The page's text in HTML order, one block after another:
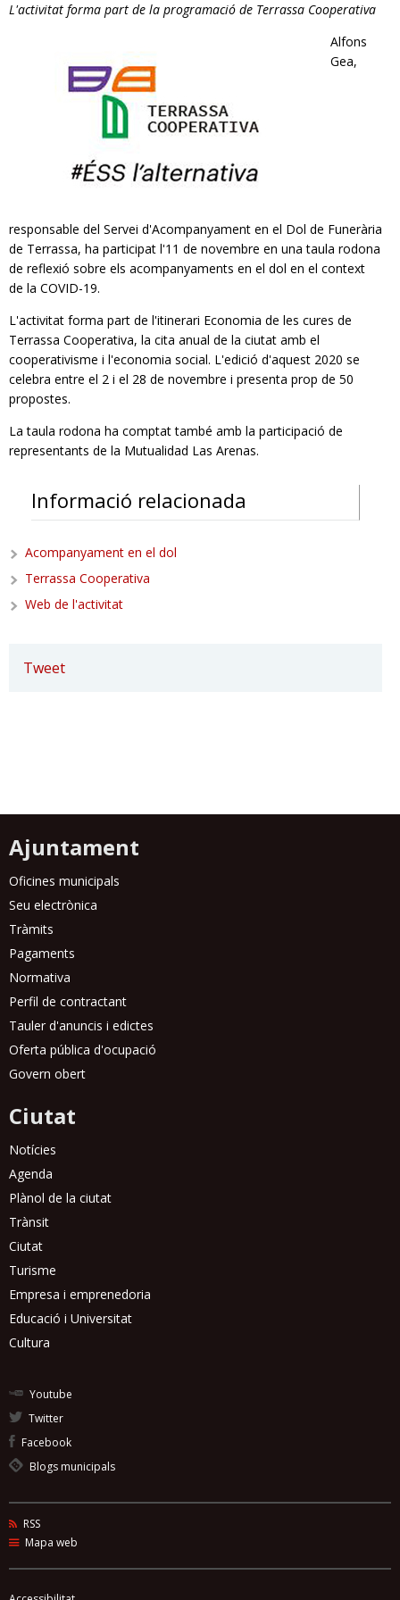
L'activitat forma part de la programació de Terrassa Cooperativa
Alfons
Gea,
responsable del Servei d'Acompanyament en el Dol de Funerària
de Terrassa, ha participat l'11 de novembre en una taula rodona
de reflexió sobre els acompanyaments en el dol en el context
de la COVID-19.
L'activitat forma part de l'itinerari Economia de les cures de
Terrassa Cooperativa, la cita anual de la ciutat amb el
cooperativisme i l'economia social. L'edició d'aquest 2020 se
celebra entre el 2 i el 28 de novembre i presenta prop de 50
propostes.
La taula rodona ha comptat també amb la participació de
representants de la Mutualidad Las Arenas.
Informació relacionada
Acompanyament en el dol
Terrassa Cooperativa
Web de l'activitat
Tweet
Ajuntament
Oficines municipals
Seu electrònica
Tràmits
Pagaments
Normativa
Perfil de contractant
Tauler d'anuncis i edictes
Oferta pública d'ocupació
Govern obert
Ciutat
Notícies
Agenda
Plànol de la ciutat
Trànsit
Ciutat
Turisme
Empresa i emprenedoria
Educació i Universitat
Cultura
Youtube
Twitter
Facebook
Blogs municipals
RSS
Mapa web